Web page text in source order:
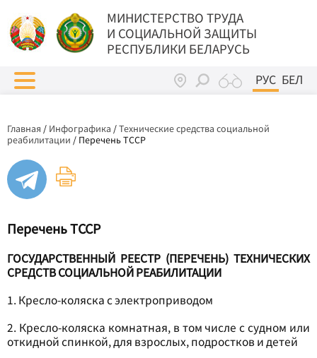
МИНИСТЕРСТВО ТРУДА
И СОЦИАЛЬНОЙ ЗАЩИТЫ
РЕСПУБЛИКИ БЕЛАРУСЬ
РУС БЕЛ
Главная / Инфографика /Технические средства социальной
реабилитации / Перечень ТССР
Перечень ТССР
ГОСУДАРСТВЕННЫЙ РЕЕСТР (ПЕРЕЧЕНЬ) ТЕХНИЧЕСКИХ
СРЕДСТВ СОЦИАЛЬНОЙ РЕАБИЛИТАЦИИ
1. Кресло-коляска с электроприводом
2. Кресло-коляска комнатная, в том числе с судном или
откидной спинкой, для взрослых, подростков и детей